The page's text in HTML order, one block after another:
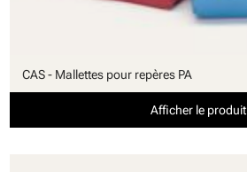
CAS - Mallettes pour repères PA
Afficher le produit